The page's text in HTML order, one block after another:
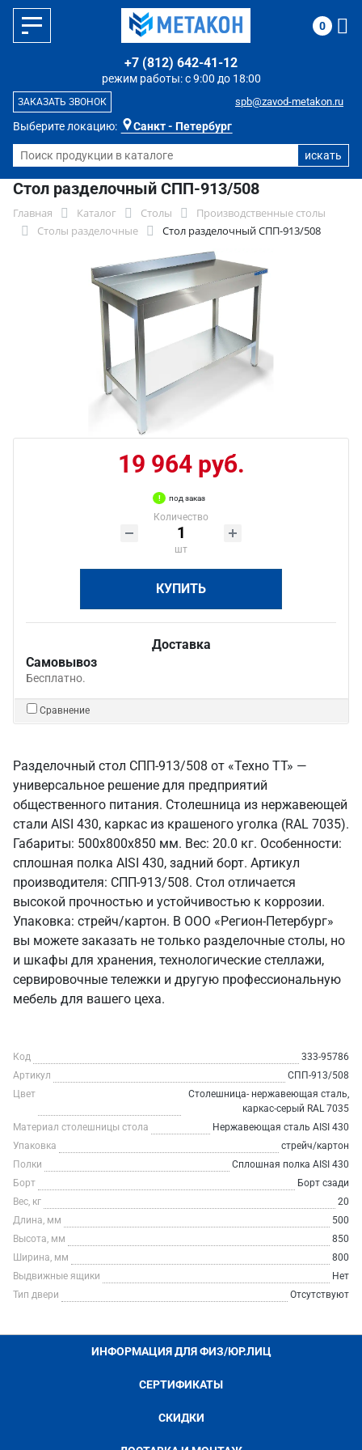
Выберите локацию: Санкт - Петербург
режим работы: с 9:00 до 18:00
+7 (812) 642-41-12
spb@zavod-metakon.ru
ЗАКАЗАТЬ ЗВОНОК
0
Стол разделочный СПП-913/508
Главная Каталог Столы
Производственные столы
Столы разделочные
Стол разделочный СПП-913/508
19 964 руб.
под заказ
Количество
шт
КУПИТЬ
Доставка
Самовывоз
Бесплатно.
Сравнение
Разделочный стол СПП-913/508 от «Техно ТТ» —
универсальное решение для предприятий
общественного питания. Столешница из нержавеющей
стали AISI 430, каркас из крашеного уголка (RAL 7035).
Габариты: 500x800x850 мм. Вес: 20.0 кг. Особенности:
сплошная полка AISI 430, задний борт. Артикул
производителя: СПП-913/508. Стол отличается
высокой прочностью и устойчивостью к коррозии.
Упаковка: стрейч/картон. В ООО «Регион-Петербург»
вы можете заказать не только разделочные столы, но
и шкафы для хранения, технологические стеллажи,
сервировочные тележки и другую профессиональную
мебель для вашего цеха.
Код
333-95786
Артикул
СПП-913/508
Цвет
Столешница- нержавеющая сталь,
каркас-серый RAL 7035
Материал столешницы стола
Нержавеющая сталь AISI 430
Упаковка
стрейч/картон
Полки
Сплошная полка AISI 430
Борт
Борт сзади
Вес, кг
20
Длина, мм
500
Высота, мм
850
Ширина, мм
800
Выдвижные ящики
Нет
Тип двери
Отсутствуют
ИНФОРМАЦИЯ ДЛЯ ФИЗ/ЮР.ЛИЦ
СЕРТИФИКАТЫ
СКИДКИ